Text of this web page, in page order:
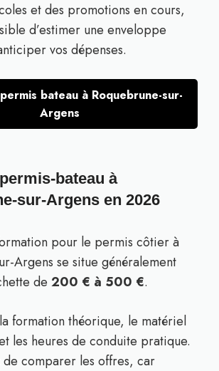
et des promotions en cours,
d’estimer une enveloppe
vos dépenses.
bateau à Roquebrune-sur-
Argens
bateau à
sur-Argens en 2026
pour le permis côtier à
Argens se situe généralement
de 200 € à 500 €.
formation théorique, le matériel
les heures de conduite pratique.
de comparer les offres, car